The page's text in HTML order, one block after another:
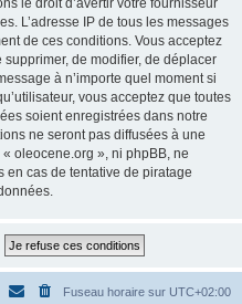
le droit d’avertir votre fournisseur
L’adresse IP de tous les messages
de ces conditions. Vous acceptez
de modifier, de déplacer
à n’importe quel moment si
vous acceptez que toutes
soient enregistrées dans notre
ne seront pas diffusées à une
oleocene.org », ni phpBB, ne
en cas de tentative de piratage
Fuseau horaire sur UTC+02:00